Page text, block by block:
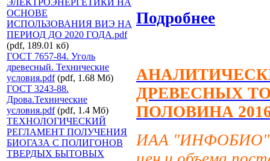
ЭЛЕКТРОЭНЕРГЕТИКИ НА
ОСНОВЕ
ИСПОЛЬЗОВАНИЯ ВИЭ НА
ПЕРИОД ДО 2020 ГОДА.pdf
(pdf, 189.01 кб)
ГОСТ 7657-84. Уголь
древесный. Технические
условия.pdf(pdf, 1.68 Мб)
ГОСТ 3243-88.
Дрова.Технические
условия.pdf(pdf, 1.4 Мб)
ТЕХНОЛОГИЧЕСКИЙ
РЕГЛАМЕНТ ПОЛУЧЕНИЯ
БИОГАЗА С ПОЛИГОНОВ
ТВЕРДЫХ БЫТОВЫХ
Подробнее
ДРЕВЕСНЫХ
ПОЛОВИНА 2016
ИАА "ИНФОБИО"